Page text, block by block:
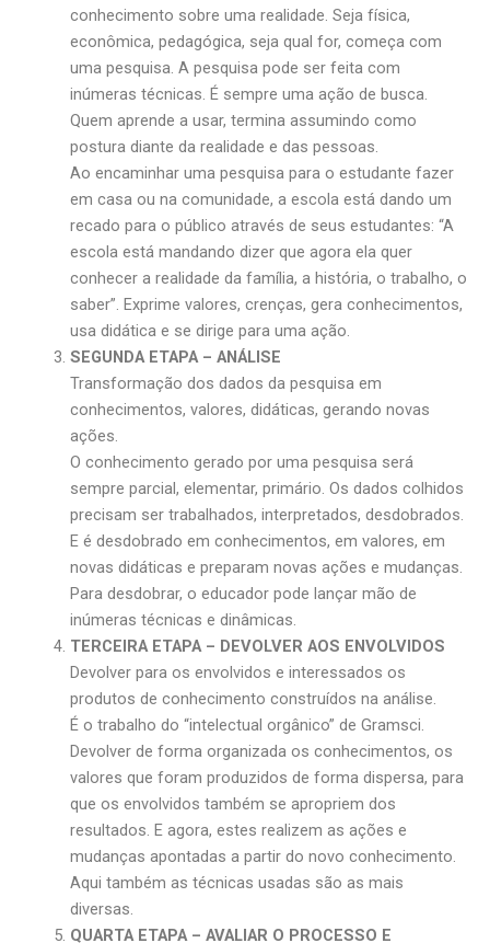
conhecimento sobre uma realidade. Seja física,
econômica, pedagógica, seja qual for, começa com
uma pesquisa. A pesquisa pode ser feita com
inúmeras técnicas. É sempre uma ação de busca.
Quem aprende a usar, termina assumindo como
postura diante da realidade e das pessoas.
Ao encaminhar uma pesquisa para o estudante fazer
em casa ou na comunidade, a escola está dando um
recado para o público através de seus estudantes: “A
escola está mandando dizer que agora ela quer
conhecer a realidade da família, a história, o trabalho, o
saber”. Exprime valores, crenças, gera conhecimentos,
usa didática e se dirige para uma ação.
SEGUNDA ETAPA – ANÁLISE
Transformação dos dados da pesquisa em
conhecimentos, valores, didáticas, gerando novas
ações.
O conhecimento gerado por uma pesquisa será
sempre parcial, elementar, primário. Os dados colhidos
precisam ser trabalhados, interpretados, desdobrados.
E é desdobrado em conhecimentos, em valores, em
novas didáticas e preparam novas ações e mudanças.
Para desdobrar, o educador pode lançar mão de
inúmeras técnicas e dinâmicas.
TERCEIRA ETAPA – DEVOLVER AOS ENVOLVIDOS
Devolver para os envolvidos e interessados os
produtos de conhecimento construídos na análise.
É o trabalho do “intelectual orgânico” de Gramsci.
Devolver de forma organizada os conhecimentos, os
valores que foram produzidos de forma dispersa, para
que os envolvidos também se apropriem dos
resultados. E agora, estes realizem as ações e
mudanças apontadas a partir do novo conhecimento.
Aqui também as técnicas usadas são as mais
diversas.
QUARTA ETAPA – AVALIAR O PROCESSO E